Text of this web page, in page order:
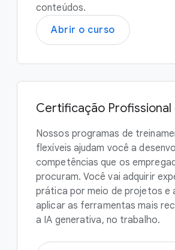
conteúdos.
Abrir o curso
Certificação Profissional
Nossos programas de
flexíveis ajudam você a
competências que os
procuram. Você vai adquirir
prática por meio de projetos e
aplicar as ferramentas mais
a IA generativa, no trabalho.